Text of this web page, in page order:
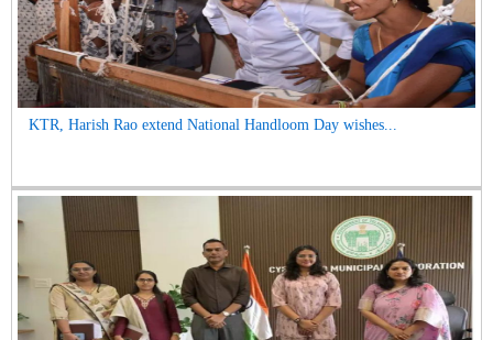
KTR, Harish Rao extend National Handloom Day wishes...